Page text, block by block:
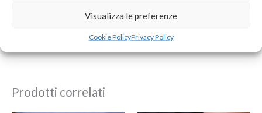
Visualizza le preferenze
Cookie PolicyPrivacy Policy
Prodotti correlati